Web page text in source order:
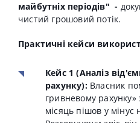
майбутніх періодів" -
чистий грошовий потік.
Практичні кейси
Кейс 1 (Аналіз
рахунку):Власник
гривневому рахунку»
місяць пішов у мінус